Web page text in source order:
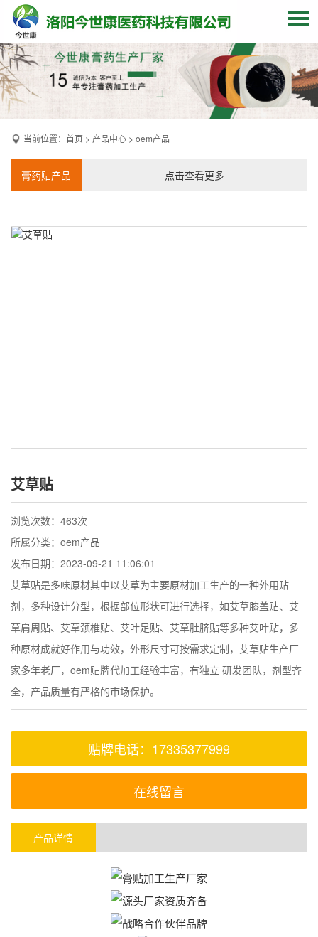
网站首页
关于我们
贴牌加工
OEM产品
膏药资讯
当前位置： 首页 > 产品中心 > oem产品
膏药贴产品 点击查看更多
艾草贴
浏览次数： 463次
所属分类：oem产品
发布日期：2023-09-21 11:06:01
艾草贴是多味原材其中以艾草为主要原材加工生产的一种外用贴
剂，多种设计分型，根据部位形状可进行选择，如艾草膝盖贴、艾
草肩周贴、艾草颈椎贴、艾叶足贴、艾草肚脐贴等多种艾叶贴，多
种原材成就好作用与功效，外形尺寸可按需求定制，艾草贴生产厂
家多年老厂，oem贴牌代加工经验丰富，有独立 研发团队，剂型齐
全，产品质量有严格的市场保护。
贴牌电话：17335377999
在线留言
产品详情